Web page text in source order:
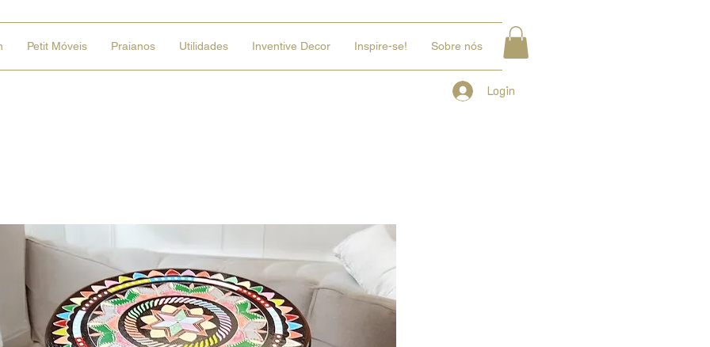
Petit Móveis Praianos Utilidades Inventive Decor Inspire-se! Sobre nós
Login